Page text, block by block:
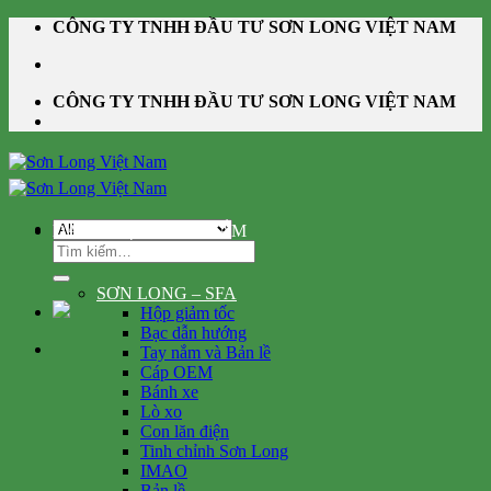
Skip
content
CÔNG TY TNHH ĐẦU TƯ SƠN LONG VIỆT NAM
CÔNG TY TNHH ĐẦU TƯ SƠN LONG VIỆT NAM
Tìm
kiếm:
DANH MỤC SẢN PHẨM
SƠN LONG – SFA
Hộp giảm tốc
Bạc dẫn hướng
Tay nắm và Bản lề
Cáp OEM
Bánh xe
Lò xo
Con lăn điện
Tinh chỉnh Sơn Long
IMAO